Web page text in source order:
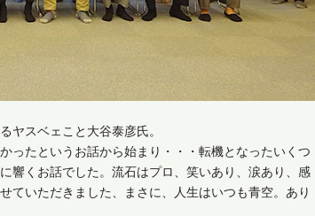
ヤスベェこと大谷泰彦氏。
ったというお話から始まり・・・転機となったいくつ
響くお話でした。流石はプロ、笑いあり、涙あり、感
ていただきました、まさに、人生はいつも青空。あり